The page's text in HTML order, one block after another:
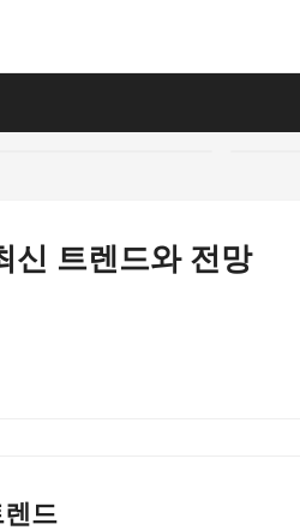
신 트렌드와 전망
드